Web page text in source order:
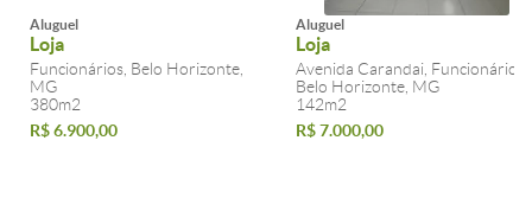
Aluguel
Loja
Funcionários, Belo Horizonte,
MG
380m2
R$ 6.900,00
Aluguel
Loja
Avenida Carandai, Funcionários,
Belo Horizonte, MG
142m2
R$ 7.000,00